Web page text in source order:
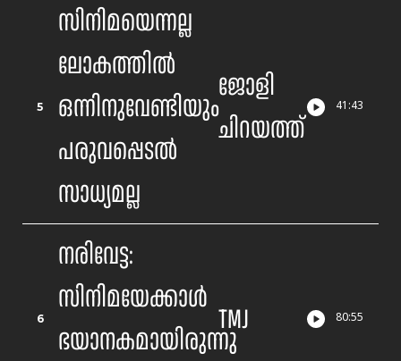
5
സിനിമയെന്നല്ല
ലോകത്തിൽ
ഒന്നിനുവേണ്ടിയും
പരുവപ്പെടൽ
സാധ്യമല്ല
ജോളി
ചിറയത്ത്
41 :43
6
നരിവേട്ട:
സിനിമയേക്കാൾ
ഭയാനകമായിരുന്നു
TMJ 80:55